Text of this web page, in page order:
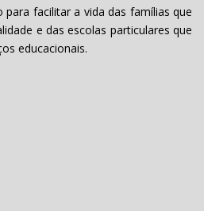
para facilitar a vida das famílias que
e das escolas particulares que
educacionais.